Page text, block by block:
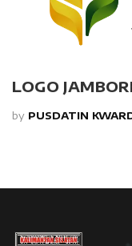
LOGO
by PUSDATIN